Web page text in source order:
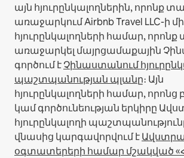
այն հյուրընկալողներին, որոնք
առաջարկում Airbnb Travel LLC-ի
հյուրընկալողների համար, որոնք
առաջարկել մայրցամաքային
գործում էՉինաստանում
պաշտպանության պլանը։ Այն
հյուրընկալողների համար, որոնց
կամ գործունեության երկիրը
հյուրընկալողի
վնասից կարգավորվում է
օգտատերերի համար մշակված